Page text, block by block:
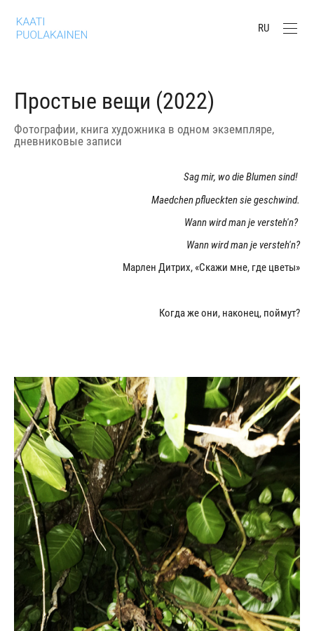
RU
Простые вещи (2022)
Фотографии, книга художника в одном экземпляре,
дневниковые записи
Sag mir, wo die Blumen sind!
Maedchen pflueckten sie geschwind.
Wann wird man je versteh'n?
Wann wird man je versteh'n?
Марлен Дитрих, «Скажи мне, где цветы»
Когда же они, наконец, поймут?